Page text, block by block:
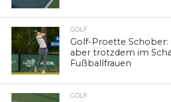
GOLF
Golf-Proette Schober:
aber trotzdem im
Fußballfrauen
GOLF